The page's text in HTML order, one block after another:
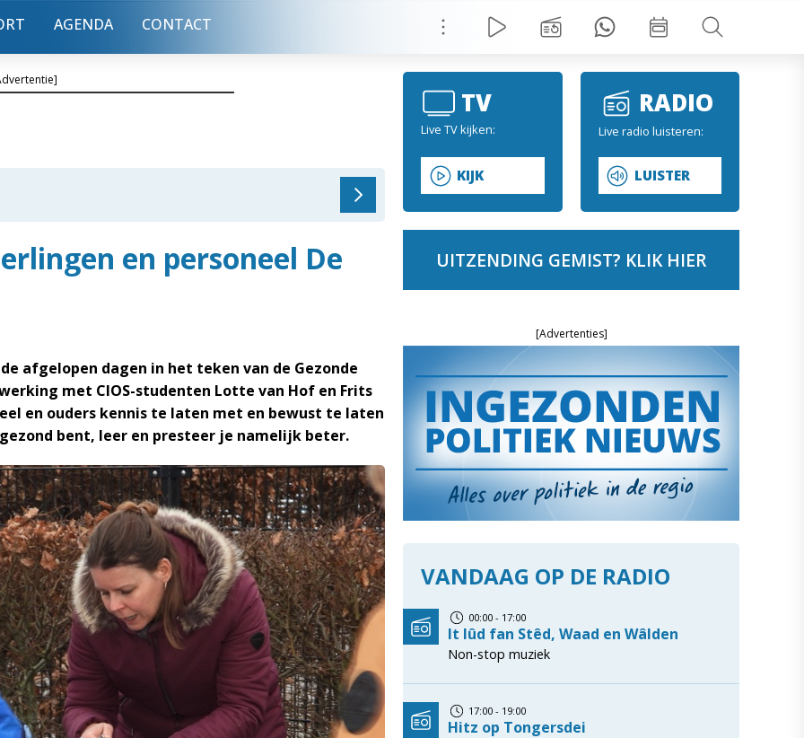
AGENDA CONTACT
en personeel De
afgelopen dagen in het teken van de Gezonde
met CIOS-studenten Lotte van Hof en Frits
en ouders kennis te laten met en bewust te laten
bent, leer en presteer je namelijk beter.
TV
Live TV kijken:
KIJK
RADIO
Live radio luisteren:
LUISTER
UITZENDING GEMIST? KLIK HIER
[Advertenties]
VANDAAG OP DE RADIO
00:00 - 17:00
It lûd fan Stêd, Waad en Wâlden
Non-stop muziek
17:00 - 19:00
Hitz op Tongersdei